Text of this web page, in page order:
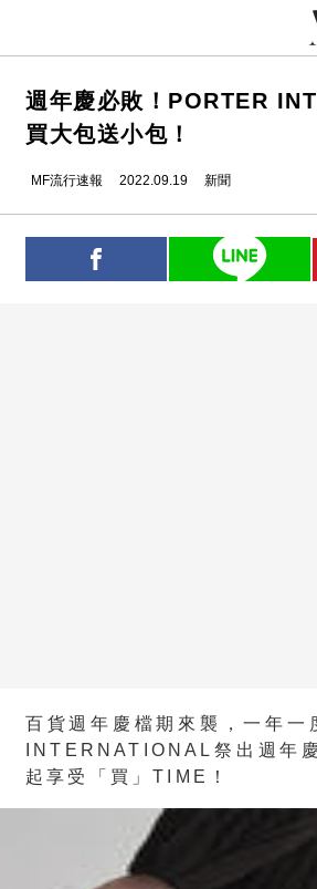
週年慶必敗！PORTER
買大包送小包！
MF流行速報 2022.09.19 新聞
百貨週年慶檔期來襲，一年
INTERNATIONAL祭出週年
起享受「買」TIME！